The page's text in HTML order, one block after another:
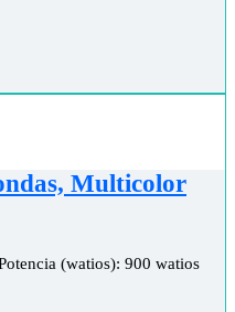
Multicolor
(watios): 900 watios